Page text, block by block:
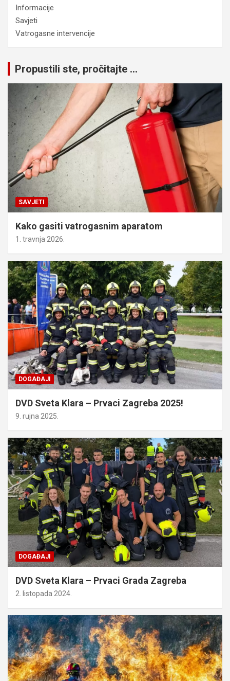
Informacije
Savjeti
Vatrogasne intervencije
Propustili ste, pročitajte ...
SAVJETI
Kako gasiti vatrogasnim aparatom
1. travnja 2026.
DOGAĐAJI
DVD Sveta Klara – Prvaci Zagreba 2025!
9. rujna 2025.
DOGAĐAJI
DVD Sveta Klara – Prvaci Grada Zagreba
2. listopada 2024.